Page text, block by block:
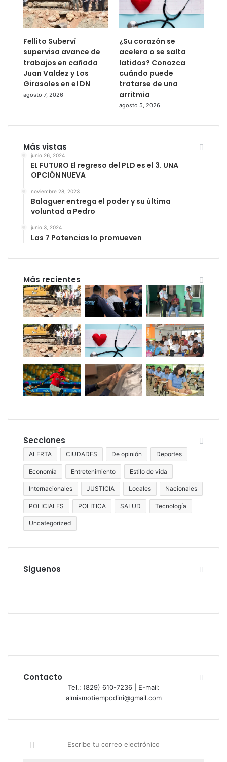
Fellito Suberví
supervisa avance de
trabajos en cañada
Juan Valdez y Los
Girasoles en el DN
agosto 7, 2026
¿Su corazón se
acelera o se salta
latidos? Conozca
cuándo puede
tratarse de una
arritmia
agosto 5, 2026
Más vistas
junio 26, 2024
EL FUTURO El regreso del PLD es el 3. UNA
OPCIÓN NUEVA
noviembre 28, 2023
Balaguer entrega el poder y su última
voluntad a Pedro
junio 3, 2024
Las 7 Potencias lo promueven
Más recientes
Secciones
ALERTA CIUDADES De opinión Deportes
Economía Entretenimiento Estilo de vida
Internacionales JUSTICIA Locales Nacionales
POLICIALES POLITICA SALUD Tecnología
Uncategorized
Siguenos
Contacto
Tel.: (829) 610-7236 | E-mail:
almismotiempodini@gmail.com
Escribe